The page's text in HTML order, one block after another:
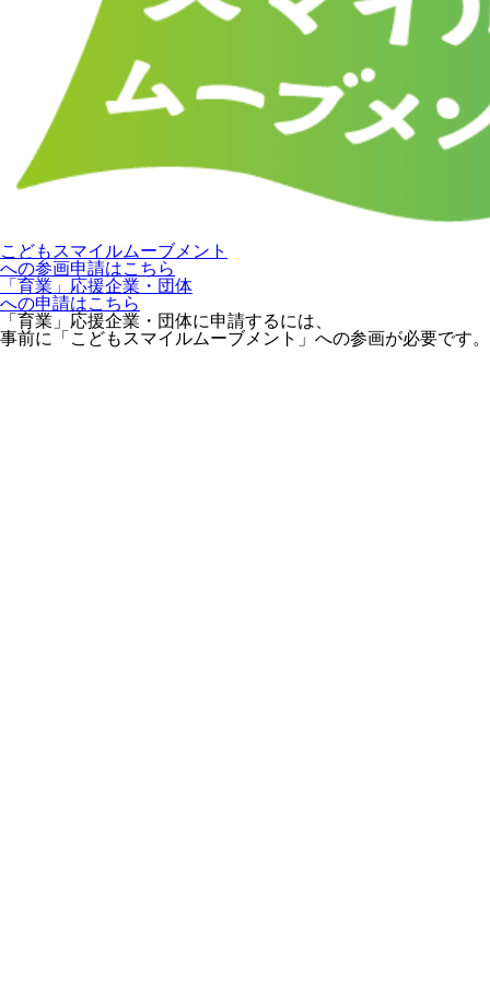
こどもスマイルムーブメント
への参画申請はこちら
「育業」応援企業・団体
への申請はこちら
「育業」応援企業・団体に申請するには、
事前に「こどもスマイルムーブメント」への参画が必要です。